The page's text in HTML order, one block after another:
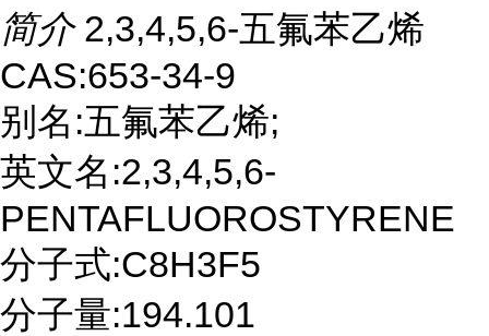
简介 2,3,4,5,6-五氟苯乙烯
CAS:653-34-9
别名:五氟苯乙烯;
英文名:2,3,4,5,6-
PENTAFLUOROSTYRENE
分子式:C8H3F5
分子量:194.101